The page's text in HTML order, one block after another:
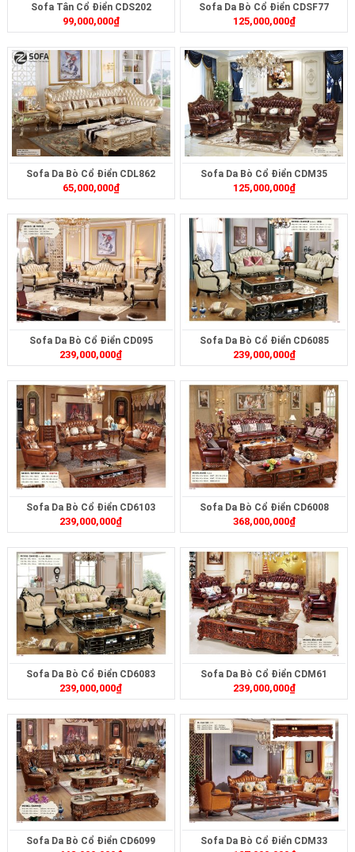
Sofa Tân Cổ Điển CDS202
99,000,000₫
Sofa Da Bò Cổ Điển CDSF77
125,000,000₫
Sofa Da Bò Cổ Điển CDL862
65,000,000₫
Sofa Da Bò Cổ Điển CDM35
125,000,000₫
Sofa Da Bò Cổ Điển CD095
239,000,000₫
Sofa Da Bò Cổ Điển CD6085
239,000,000₫
Sofa Da Bò Cổ Điển CD6103
239,000,000₫
Sofa Da Bò Cổ Điển CD6008
368,000,000₫
Sofa Da Bò Cổ Điển CD6083
239,000,000₫
Sofa Da Bò Cổ Điển CDM61
239,000,000₫
Sofa Da Bò Cổ Điển CD6099 Sofa Da Bò Cổ Điển CDM33